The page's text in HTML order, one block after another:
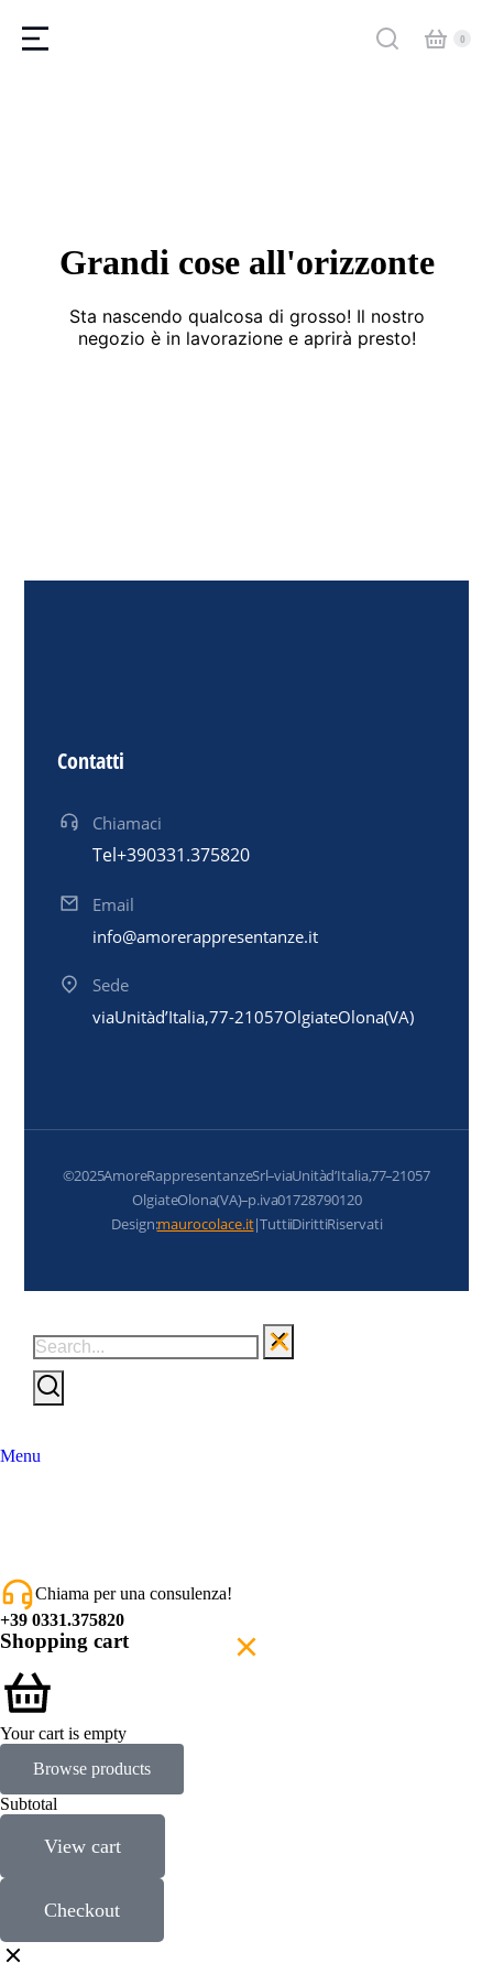
Grandi cose all'orizzonte
Sta nascendo qualcosa di grosso! Il nostro
negozio è in lavorazione e aprirà presto!
Contatti
Chiamaci
Tel +39 0331.375820
Email
info@amorerappresentanze.it
Sede
via Unità d’Italia, 77 - 21057 Olgiate Olona (VA)
© 2025 Amore Rappresentanze Srl – via Unità d’Italia, 77 – 21057
Olgiate Olona (VA) – p.iva 01728790120
Design:maurocolace.it| Tutti i Diritti Riservati
Menu
Chiama per una consulenza!
+39 0331.375820
Shopping cart
Your cart is empty
Browse products
Subtotal
View cart
Checkout